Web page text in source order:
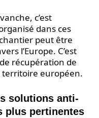
c’est
dans ces
peut être
l’Europe. C’est
récupération de
territoire européen.
solutions anti-
plus pertinentes